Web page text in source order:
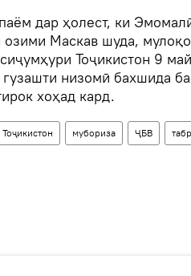
дар ҳолест, ки
озими Маскав шуда,
Тоҷикистон 9
гузашти низомӣ бахшида
хоҳад кард.
мубориза ҶБВ